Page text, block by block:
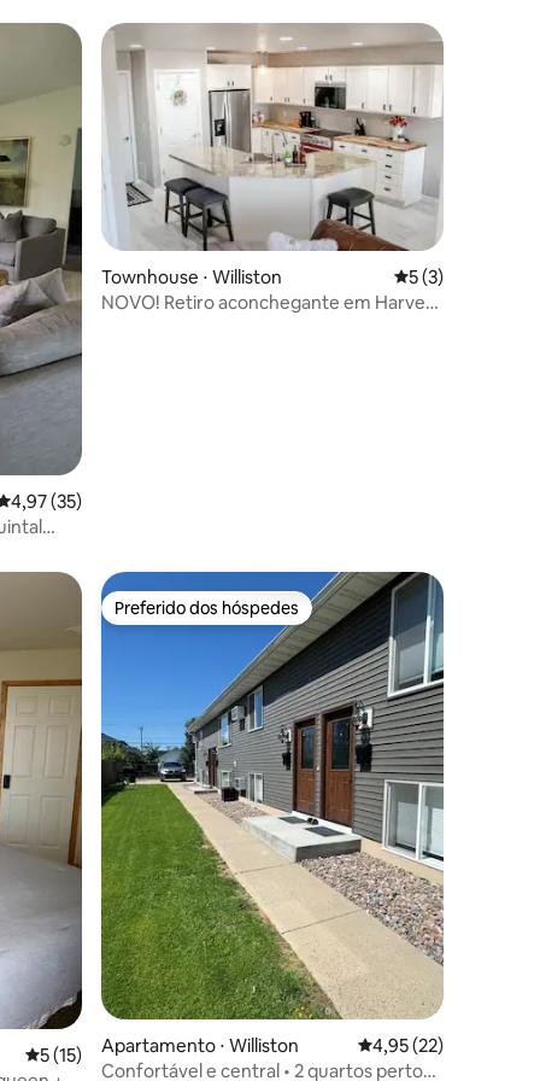
de uma avaliação média de 5, 35 avaliações
4,97 (35)
Townhouse ⋅ Williston 5 de uma
5 (3)
NOVO! Retiro aconchegante em Harvest
5 de uma avaliação média de 5, 15 avaliações
5 (15)
Preferido dos hóspedes
Preferido dos hóspedes
Apartamento ⋅ Williston 4,95 de uma
4,95 (22)
Confortável e central • 2 quartos perto